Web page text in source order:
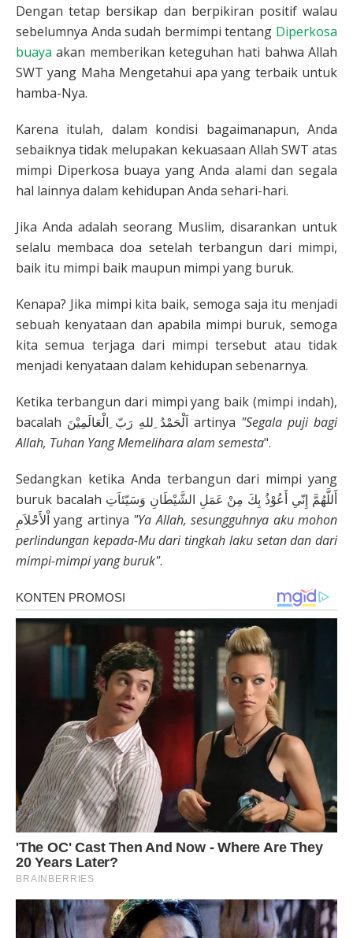
Dengan tetap bersikap dan berpikiran positif walau
sebelumnya Anda sudah bermimpi tentang Diperkosa
buaya akan memberikan keteguhan hati bahwa Allah
SWT yang Maha Mengetahui apa yang terbaik untuk
hamba-Nya.
Karena itulah, dalam kondisi bagaimanapun, Anda
sebaiknya tidak melupakan kekuasaan Allah SWT atas
mimpi Diperkosa buaya yang Anda alami dan segala
hal lainnya dalam kehidupan Anda sehari-hari.
Jika Anda adalah seorang Muslim, disarankan untuk
selalu membaca doa setelah terbangun dari mimpi,
baik itu mimpi baik maupun mimpi yang buruk.
Kenapa? Jika mimpi kita baik, semoga saja itu menjadi
sebuah kenyataan dan apabila mimpi buruk, semoga
kita semua terjaga dari mimpi tersebut atau tidak
menjadi kenyataan dalam kehidupan sebenarnya.
Ketika terbangun dari mimpi yang baik (mimpi indah),
bacalah اَلْحَمْدُ ِللهِ رَبّ ِالْعَالَمِيْنَ artinya "Segala puji bagi
Allah, Tuhan Yang Memelihara alam semesta".
Sedangkan ketika Anda terbangun dari mimpi yang
buruk bacalah أَللَّهُمَّ إِنّىِ أَعُوْذُ بِكَ مِنْ عَمَلِ الشَّيْطَانِ وَسَيّئاَتِ
اْلأَحْلاَمِ yang artinya "Ya Allah, sesungguhnya aku mohon
perlindungan kepada-Mu dari tingkah laku setan dan dari
mimpi-mimpi yang buruk".